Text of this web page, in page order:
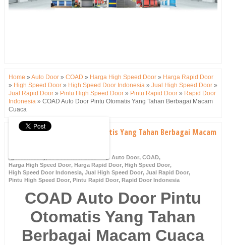
Home » Auto Door » COAD » Harga High Speed Door » Harga Rapid Door
» High Speed Door » High Speed Door Indonesia » Jual High Speed Door »
Jual Rapid Door » Pintu High Speed Door » Pintu Rapid Door » Rapid Door
Indonesia » COAD Auto Door Pintu Otomatis Yang Tahan Berbagai Macam
Cuaca
COAD Auto Door Pintu Otomatis Yang Tahan Berbagai Macam
Auto Door, COAD,
Harga High Speed Door, Harga Rapid Door, High Speed Door,
High Speed Door Indonesia, Jual High Speed Door, Jual Rapid Door,
Pintu High Speed Door, Pintu Rapid Door, Rapid Door Indonesia
COAD Auto Door Pintu
Otomatis Yang Tahan
Berbagai Macam Cuaca